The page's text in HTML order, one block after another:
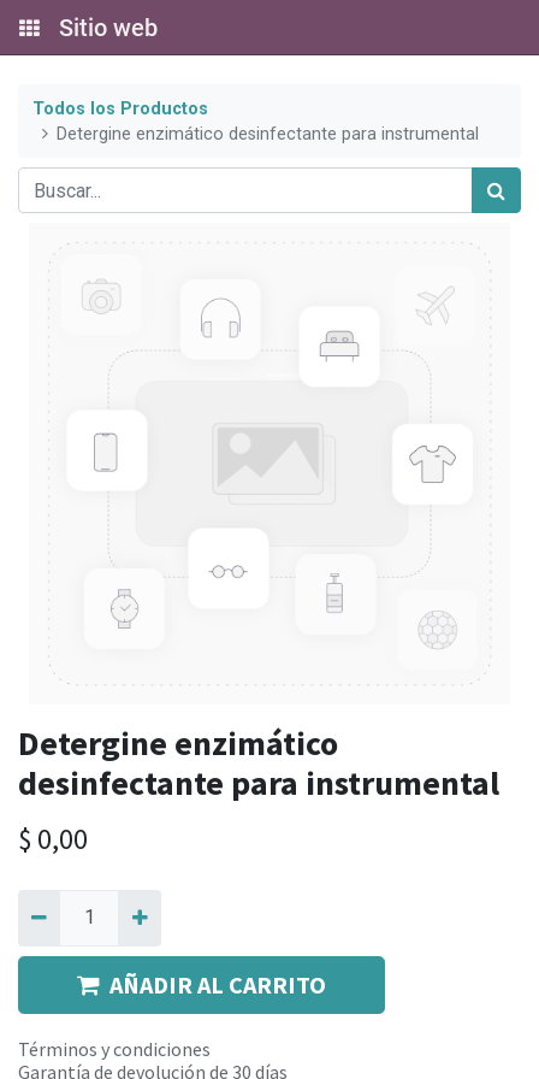
Sitio web
Todos los Productos
Detergine enzimático desinfectante para instrumental
Detergine enzimático
desinfectante para instrumental
$ 0,00
AÑADIR AL CARRITO
Términos y condiciones
Garantía de devolución de 30 días